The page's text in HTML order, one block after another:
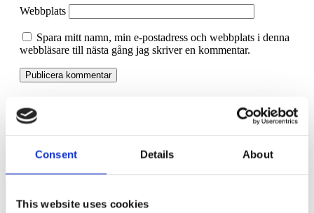
Consent Details About
This website uses cookies
Webbplats
Spara mitt namn, min e-postadress och webbplats i denna
webbläsare till nästa gång jag skriver en kommentar.